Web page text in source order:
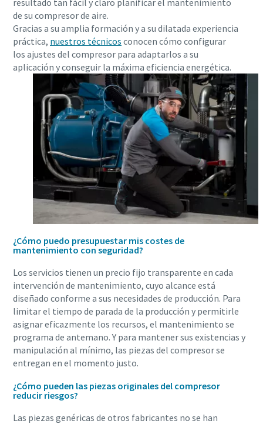
10 pasos hacia una producción más ecológica y
eficiente
Reducción de la huella de carbono para una producción
ecológica: todo lo que necesita saber
Obtenga más información
resultado tan fácil y claro planificar el mantenimiento
de su compresor de aire.
Gracias a su amplia formación y a su dilatada experiencia
práctica, nuestros técnicos conocen cómo configurar
los ajustes del compresor para adaptarlos a su
aplicación y conseguir la máxima eficiencia energética.
¿Cómo puedo presupuestar mis costes de
mantenimiento con seguridad?
Los servicios tienen un precio fijo transparente en cada
intervención de mantenimiento, cuyo alcance está
diseñado conforme a sus necesidades de producción. Para
limitar el tiempo de parada de la producción y permitirle
asignar eficazmente los recursos, el mantenimiento se
programa de antemano. Y para mantener sus existencias y
manipulación al mínimo, las piezas del compresor se
entregan en el momento justo.
¿Cómo pueden las piezas originales del compresor
reducir riesgos?
Las piezas genéricas de otros fabricantes no se han